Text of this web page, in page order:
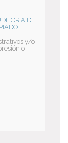
DE
y/o
o